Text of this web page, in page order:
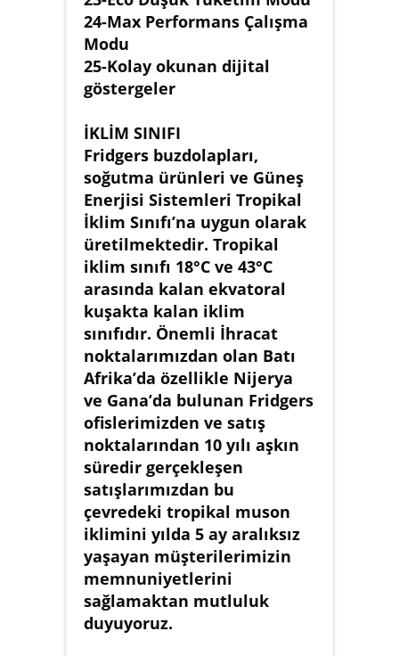
24-Max Performans Çalışma
Modu
25-Kolay okunan dijital
göstergeler
İKLİM SINIFI
Fridgers buzdolapları,
soğutma ürünleri ve Güneş
Enerjisi Sistemleri Tropikal
İklim Sınıfı’na uygun olarak
üretilmektedir. Tropikal
iklim sınıfı 18°C ve 43°C
arasında kalan ekvatoral
kuşakta kalan iklim
sınıfıdır. Önemli İhracat
noktalarımızdan olan Batı
Afrika’da özellikle Nijerya
ve Gana’da bulunan Fridgers
ofislerimizden ve satış
noktalarından 10 yılı aşkın
süredir gerçekleşen
satışlarımızdan bu
çevredeki tropikal muson
iklimini yılda 5 ay aralıksız
yaşayan müşterilerimizin
memnuniyetlerini
sağlamaktan mutluluk
duyuyoruz.